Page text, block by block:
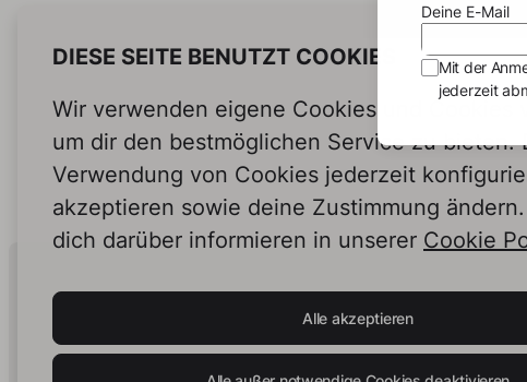
DIESE SEITE BENUTZT COOKIES
Wir verwenden eigene Cookies und Cookies
um dir den bestmöglichen Service zu bieten.
Verwendung von Cookies jederzeit
akzeptieren sowie deine Zustimmung
dich darüber informieren in unserer Cookie
Alle akzeptieren
Human Intelligence.
In Print.
Deine E-Mail
Mit der
jederzeit